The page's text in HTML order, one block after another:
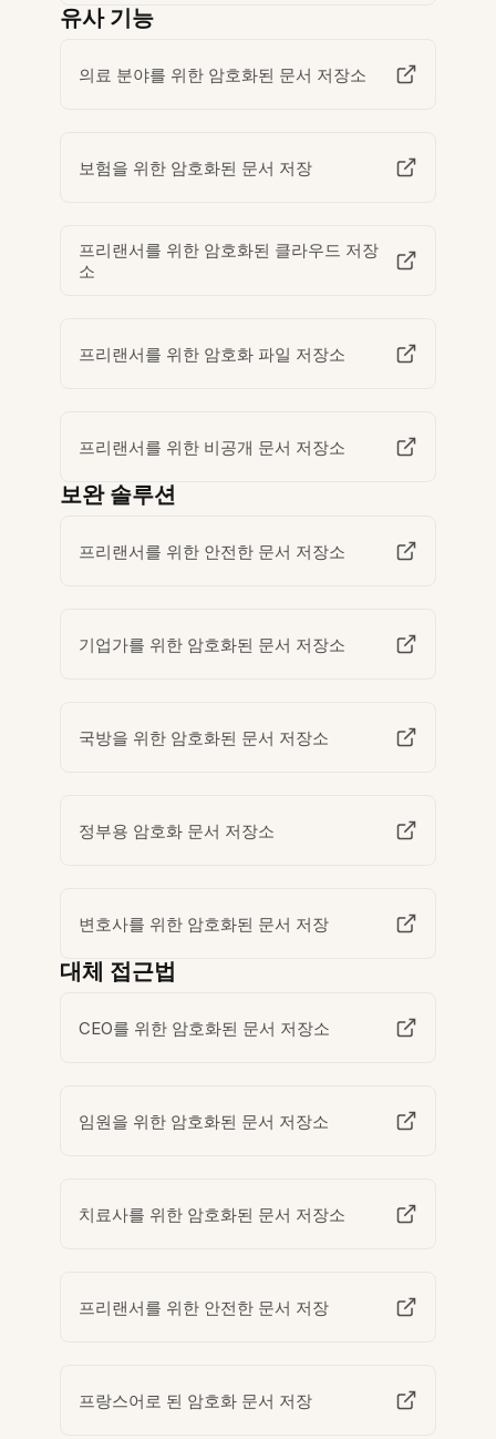
유사 기능
의료 분야를 위한 암호화된 문서 저장소
보험을 위한 암호화된 문서 저장
프리랜서를 위한 암호화된 클라우드 저장
소
프리랜서를 위한 암호화 파일 저장소
프리랜서를 위한 비공개 문서 저장소
보완 솔루션
프리랜서를 위한 안전한 문서 저장소
기업가를 위한 암호화된 문서 저장소
국방을 위한 암호화된 문서 저장소
정부용 암호화 문서 저장소
변호사를 위한 암호화된 문서 저장
대체 접근법
CEO를 위한 암호화된 문서 저장소
임원을 위한 암호화된 문서 저장소
치료사를 위한 암호화된 문서 저장소
프리랜서를 위한 안전한 문서 저장
프랑스어로 된 암호화 문서 저장